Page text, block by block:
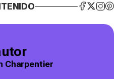
Charpentier